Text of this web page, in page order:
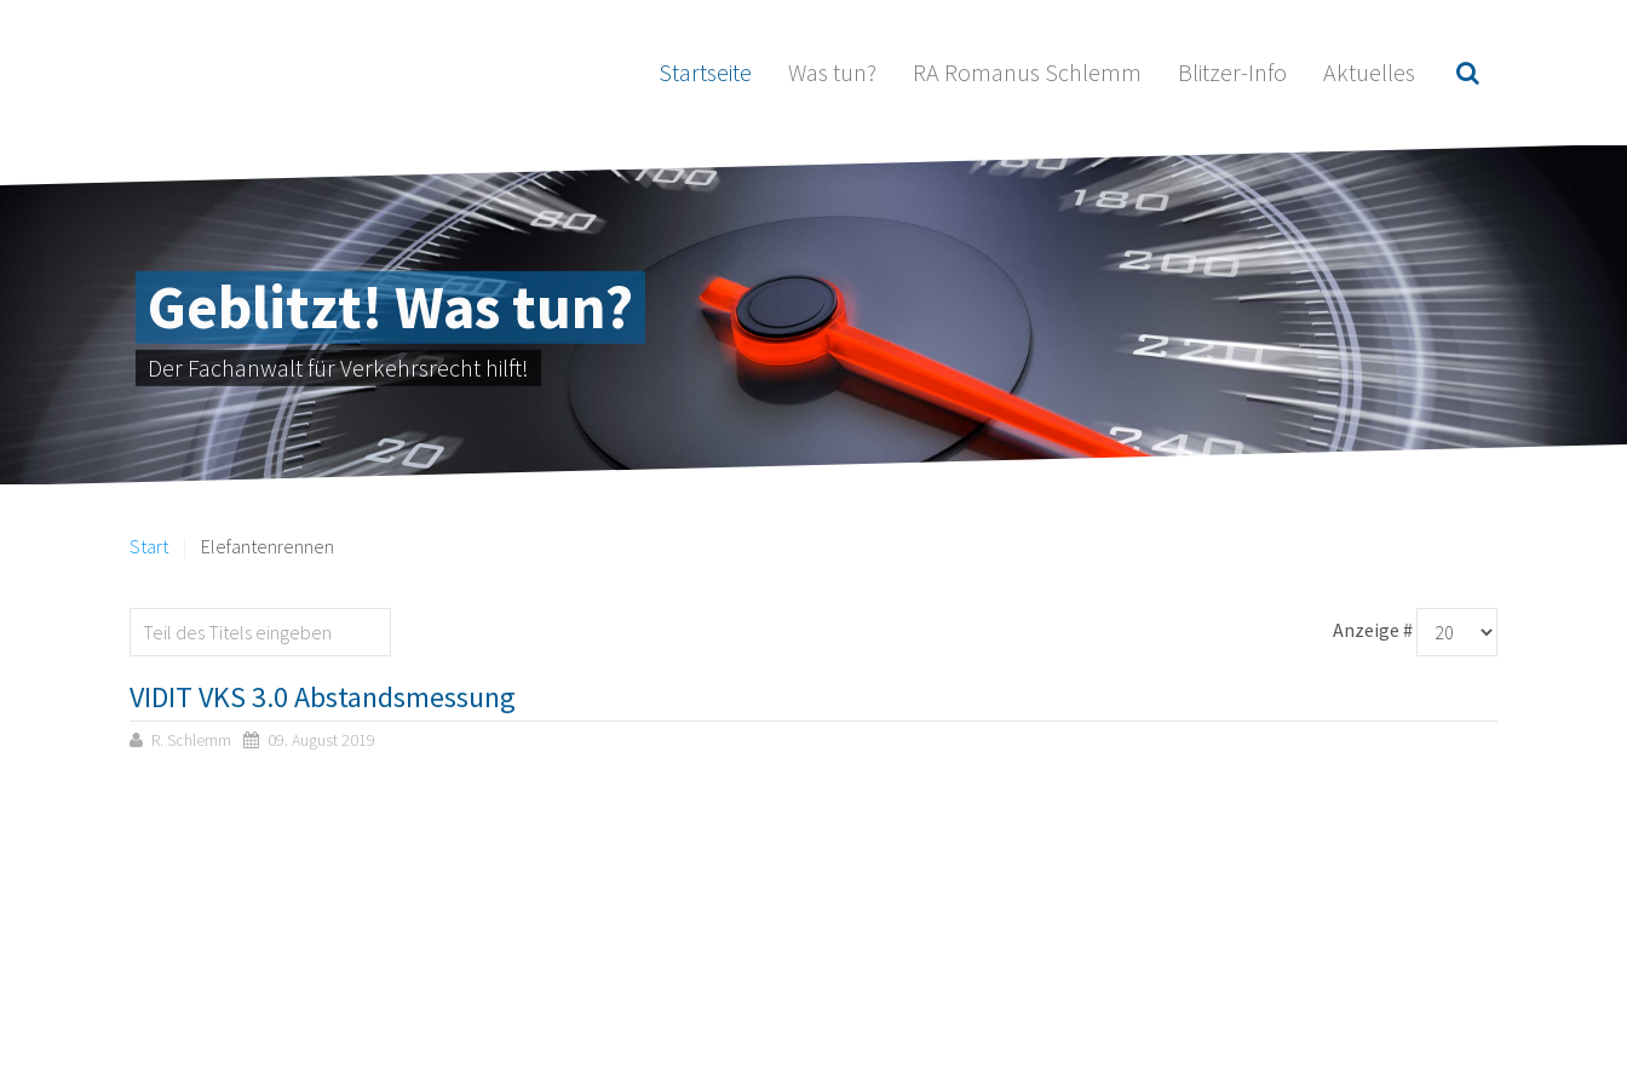
Startseite Was tun? RA Romanus Schlemm Blitzer-Info Aktuelles
Geblitzt! Was tun?
Der Fachanwalt für Verkehrsrecht hilft!
Start Elefantenrennen
Anzeige #
VIDIT VKS 3.0 Abstandsmessung
R. Schlemm 09. August 2019